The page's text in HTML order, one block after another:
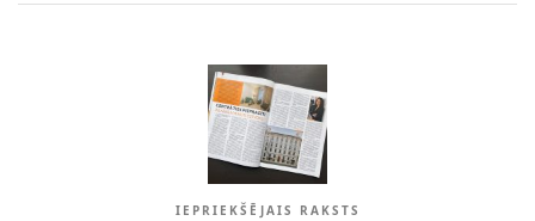
IEPRIEKŠĒJAIS RAKSTS